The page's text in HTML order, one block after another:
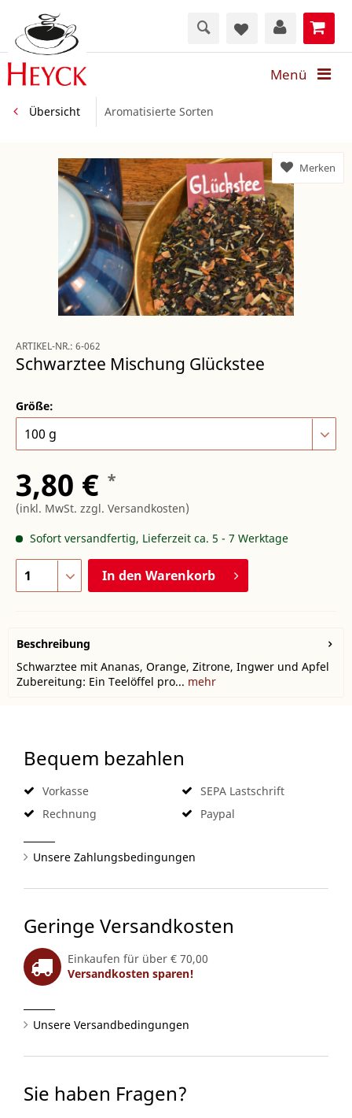
Menü
Übersicht Aromatisierte Sorten
ARTIKEL-NR.: 6-062
Schwarztee Mischung Glückstee
Größe:
3,80 € *
(inkl. MwSt. zzgl. Versandkosten)
Sofort versandfertig, Lieferzeit ca. 5 - 7 Werktage
In den Warenkorb
Merken
Beschreibung
Schwarztee mit Ananas, Orange, Zitrone, Ingwer und Apfel
Zubereitung: Ein Teelöffel pro... mehr
Bequem bezahlen
Vorkasse
Rechnung
SEPA Lastschrift
Paypal
Unsere Zahlungsbedingungen
Geringe Versandkosten
Einkaufen für über € 70,00
Versandkosten sparen!
Unsere Versandbedingungen
Sie haben Fragen?